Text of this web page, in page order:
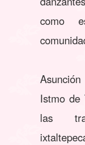
como
Istmo de
las